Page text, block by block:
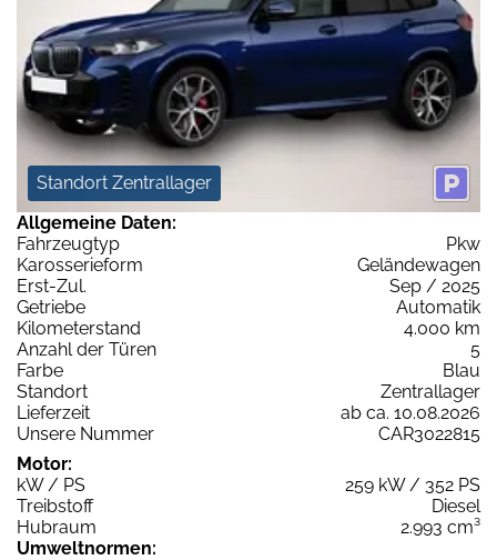
Standort Zentrallager
Allgemeine Daten:
Fahrzeugtyp
Pkw
Karosserieform
Geländewagen
Erst-Zul.
Sep / 2025
Getriebe
Automatik
Kilometerstand
4.000 km
Anzahl der Türen
5
Farbe
Blau
Standort
Zentrallager
Lieferzeit
ab ca. 10.08.2026
Unsere Nummer
CAR3022815
Motor:
kW / PS
259 kW / 352 PS
Treibstoff
Diesel
Hubraum
2.993 cm³
Umweltnormen: